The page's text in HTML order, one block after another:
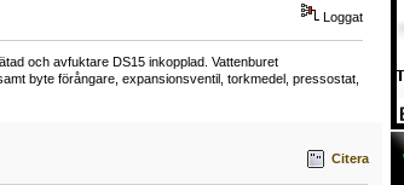
Loggat
och avfuktare DS15 inkopplad. Vattenburet
byte förångare, expansionsventil, torkmedel, pressostat,
Citera